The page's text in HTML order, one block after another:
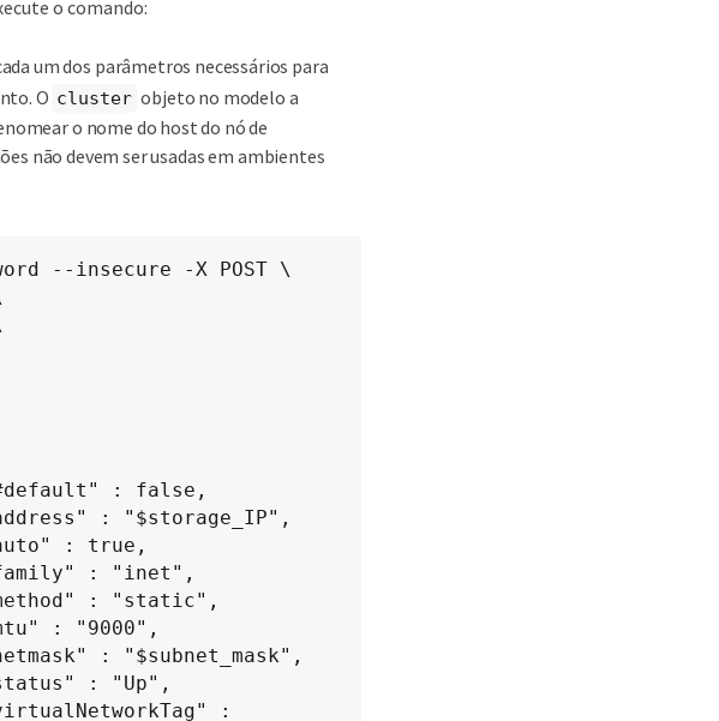
o comando:
um dos parâmetros necessários para
O cluster objeto no modelo a
o nome do host do nó de
não devem ser usadas em ambientes
--insecure -X POST \